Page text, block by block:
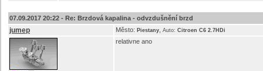
07.09.2017 20:22 - Re: Brzdová kapalina - odvzdušnění brzd
jumep Město: Piestany Auto: Citroen C6 2.7HDi
relativne ano